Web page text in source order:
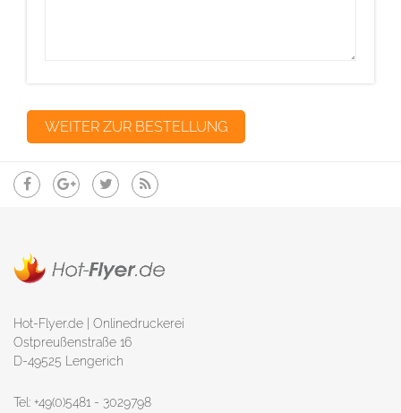
Hot-Flyer.de | Onlinedruckerei
Ostpreußenstraße 16
D-49525 Lengerich
Tel: +49(0)5481 - 3029798